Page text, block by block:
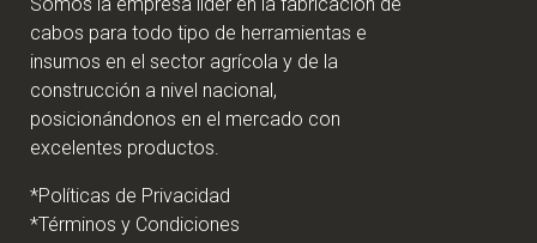
cabos para todo tipo de herramientas e
insumos en el sector agrícola y de la
construcción a nivel nacional,
posicionándonos en el mercado con
excelentes productos.
*Políticas de Privacidad
*Términos y Condiciones